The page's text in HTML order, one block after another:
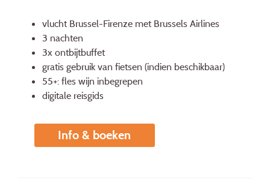
vlucht Brussel-Firenze met Brussels Airlines
3 nachten
3x ontbijtbuffet
gratis gebruik van fietsen (indien beschikbaar)
55+: fles wijn inbegrepen
digitale reisgids
Info & boeken